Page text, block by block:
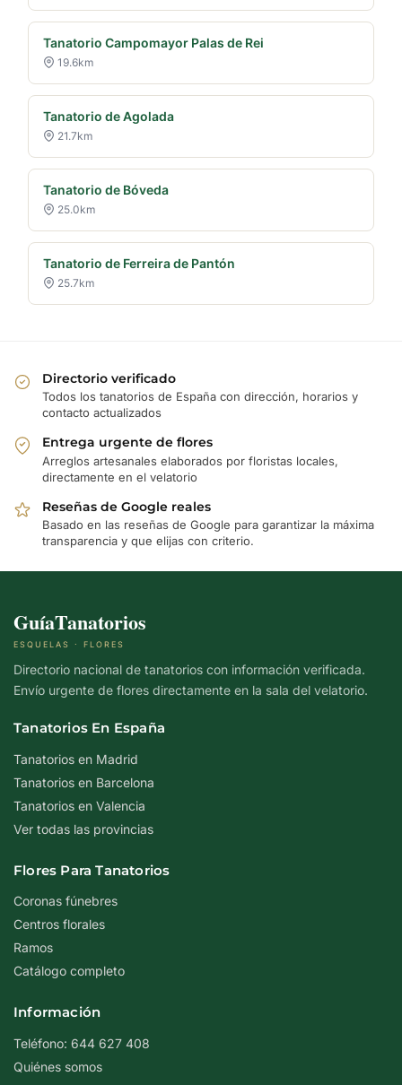
Tanatorio Campomayor Palas de Rei
19.6km
Tanatorio de Agolada
21.7km
Tanatorio de Bóveda
25.0km
Tanatorio de Ferreira de Pantón
25.7km
Directorio verificado
Todos los tanatorios de España con dirección, horarios y
contacto actualizados
Entrega urgente de flores
Arreglos artesanales elaborados por floristas locales,
directamente en el velatorio
Reseñas de Google reales
Basado en las reseñas de Google para garantizar la máxima
transparencia y que elijas con criterio.
GuíaTanatorios
ESQUELAS · FLORES
Directorio nacional de tanatorios con información verificada.
Envío urgente de flores directamente en la sala del velatorio.
Tanatorios En España
Tanatorios en Madrid
Tanatorios en Barcelona
Tanatorios en Valencia
Ver todas las provincias
Flores Para Tanatorios
Coronas fúnebres
Centros florales
Ramos
Catálogo completo
Información
Teléfono: 644 627 408
Quiénes somos